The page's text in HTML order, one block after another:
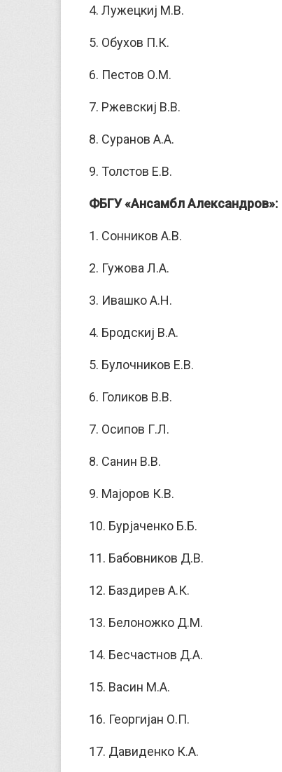
4. Лужецкиј М.В.
5. Обухов П.К.
6. Пестов О.М.
7. Ржевскиј В.В.
8. Суранов А.А.
9. Толстов Е.В.
ФБГУ «Ансамбл Александров»:
1. Сонников А.В.
2. Гужова Л.А.
3. Ивашко А.Н.
4. Бродскиј В.А.
5. Булочников Е.В.
6. Голиков В.В.
7. Осипов Г.Л.
8. Санин В.В.
9. Мајоров К.В.
10. Бурјаченко Б.Б.
11. Бабовников Д.В.
12. Баздирев А.К.
13. Белоножко Д.М.
14. Бесчастнов Д.А.
15. Васин М.А.
16. Георгијан О.П.
17. Давиденко К.А.